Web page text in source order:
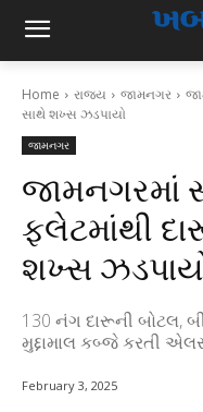
Home રાજ્ય જામનગર
સાથે શખ્સ ઝડપાયો
જામનગર
જામનગરમાં
ફલેટમાંથી
શખ્સ
130 નંગ દારૂની બોટલ,
મુદ્દામાલ કબ્જે કરતી
February 3, 2025